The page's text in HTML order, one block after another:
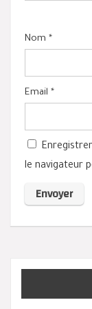
Nom *
Email *
le navigateur